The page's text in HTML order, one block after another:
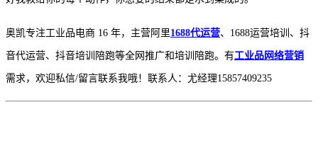
奥凯专注工业品电商 16 年，主营阿里1688代运营、1688运营培训、抖
音代运营、抖音培训陪跑等全网推广和培训陪跑。有工业品网络营销
需求，欢迎私信/留言联系我哦！联系人：尤经理15857409235